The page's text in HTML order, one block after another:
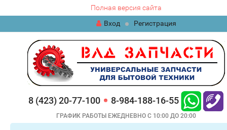
Полная версия сайта
Вход
Регистрация
8 (423) 20-77-100 8-984-188-16-55
ГРАФИК РАБОТЫ ЕЖЕДНЕВНО С 10:00 ДО 20:00